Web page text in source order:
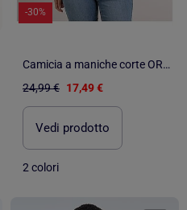
-30%
Camicia a maniche corte ORLA
24,99 € 17,49 €
Vedi prodotto
2 colori